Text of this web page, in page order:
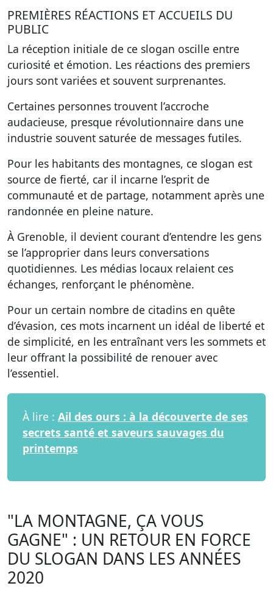
PREMIÈRES RÉACTIONS ET ACCUEILS DU
PUBLIC
La réception initiale de ce slogan oscille entre
curiosité et émotion. Les réactions des premiers
jours sont variées et souvent surprenantes.
Certaines personnes trouvent l’accroche
audacieuse, presque révolutionnaire dans une
industrie souvent saturée de messages futiles.
Pour les habitants des montagnes, ce slogan est
source de fierté, car il incarne l’esprit de
communauté et de partage, notamment après une
randonnée en pleine nature.
À Grenoble, il devient courant d’entendre les gens
se l’approprier dans leurs conversations
quotidiennes. Les médias locaux relaient ces
échanges, renforçant le phénomène.
Pour un certain nombre de citadins en quête
d’évasion, ces mots incarnent un idéal de liberté et
de simplicité, en les entraînant vers les sommets et
leur offrant la possibilité de renouer avec
l’essentiel.
À lire : Ail des ours : à la découverte de ses
secrets santé et saveurs sauvages du
printemps
"LA MONTAGNE, ÇA VOUS
GAGNE" : UN RETOUR EN FORCE
DU SLOGAN DANS LES ANNÉES
2020